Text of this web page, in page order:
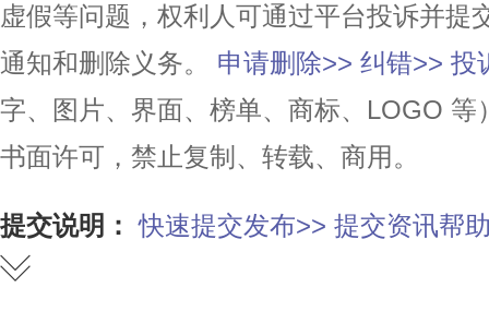
虚假等问题，权利人可通过平台投诉并提
通知和删除义务。
申请删除>> 纠错>> 投
字、图片、界面、榜单、商标、LOGO
书面许可，禁止复制、转载、商用。
提交说明： 快速提交发布>> 提交资讯帮